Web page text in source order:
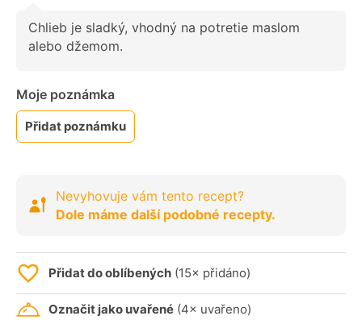
Chlieb je sladký, vhodný na potretie maslom
alebo džemom.
Moje poznámka
Přidat poznámku
Nevyhovuje vám tento recept?
Dole máme další podobné recepty.
Přidat do oblíbených (15× přidáno)
Označit jako uvařené (4× uvařeno)